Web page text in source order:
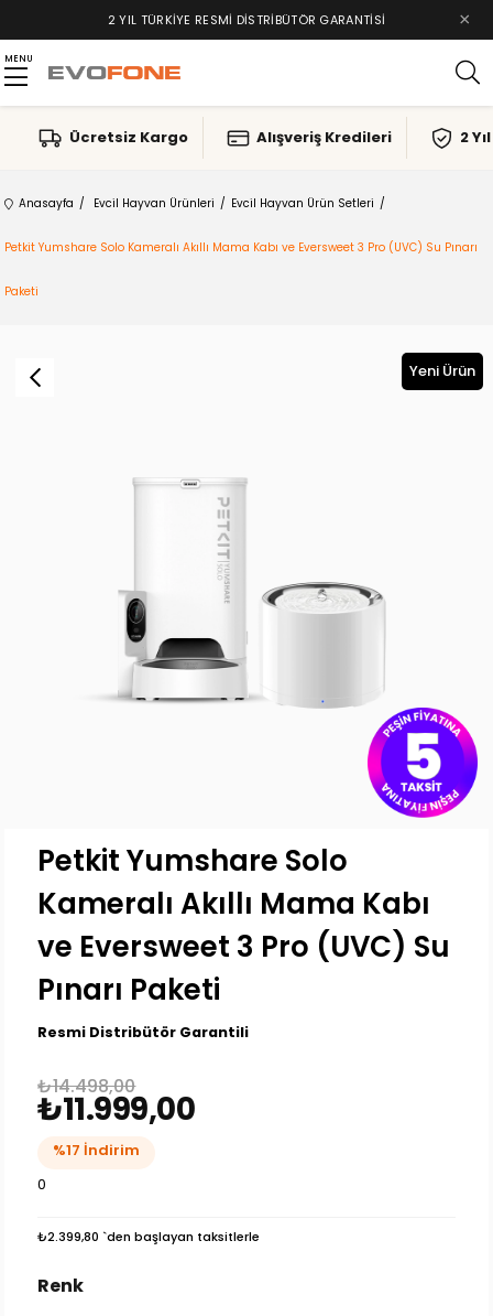
2 YIL TÜRKIYE RESMI DISTRIBÜTÖR GARANTISI ×
MENU
Ücretsiz Kargo Alışveriş Kredileri 2
Anasayfa Evcil Hayvan Ürünleri Evcil Hayvan Ürün Setleri
Petkit Yumshare Solo Kameralı Akıllı Mama Kabı ve Eversweet 3 Pro (UVC) Su Pınarı
Paketi
Yeni Ürün
Petkit Yumshare Solo
Kameralı Akıllı Mama Kabı
ve Eversweet 3 Pro (UVC) Su
Pınarı Paketi
Resmi Distribütör Garantili
₺14.498,00
₺11.999,00
%17 İndirim
0
₺2.399,80 `den başlayan taksitlerle
Renk